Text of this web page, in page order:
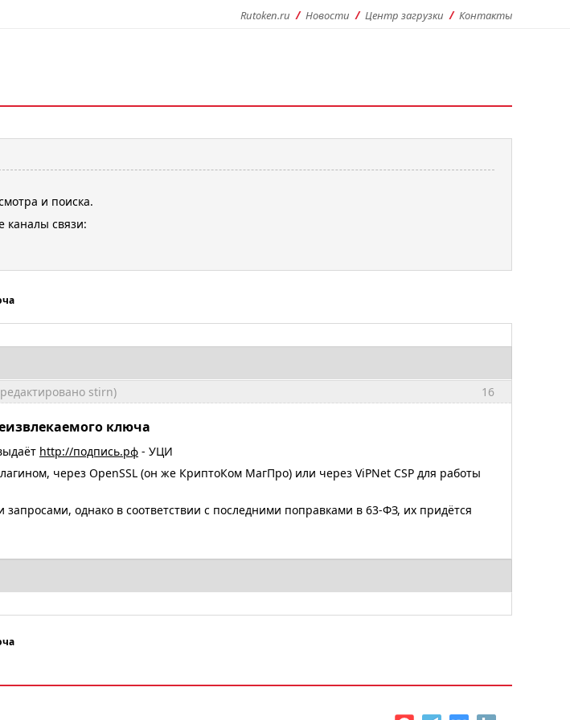
Rutoken.ru Новости Центр загрузки Контакты
и поиска.
каналы связи:
16
stirn)
ключа
http://подпись.рф - УЦИ
через OpenSSL (он же КриптоКом МагПро) или через ViPNet CSP для работы
однако в соответствии с последними поправками в 63-ФЗ, их придётся